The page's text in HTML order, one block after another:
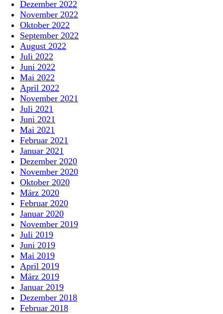
Dezember 2022
November 2022
Oktober 2022
September 2022
August 2022
Juli 2022
Juni 2022
Mai 2022
April 2022
November 2021
Juli 2021
Juni 2021
Mai 2021
Februar 2021
Januar 2021
Dezember 2020
November 2020
Oktober 2020
März 2020
Februar 2020
Januar 2020
November 2019
Juli 2019
Juni 2019
Mai 2019
April 2019
März 2019
Januar 2019
Dezember 2018
Februar 2018